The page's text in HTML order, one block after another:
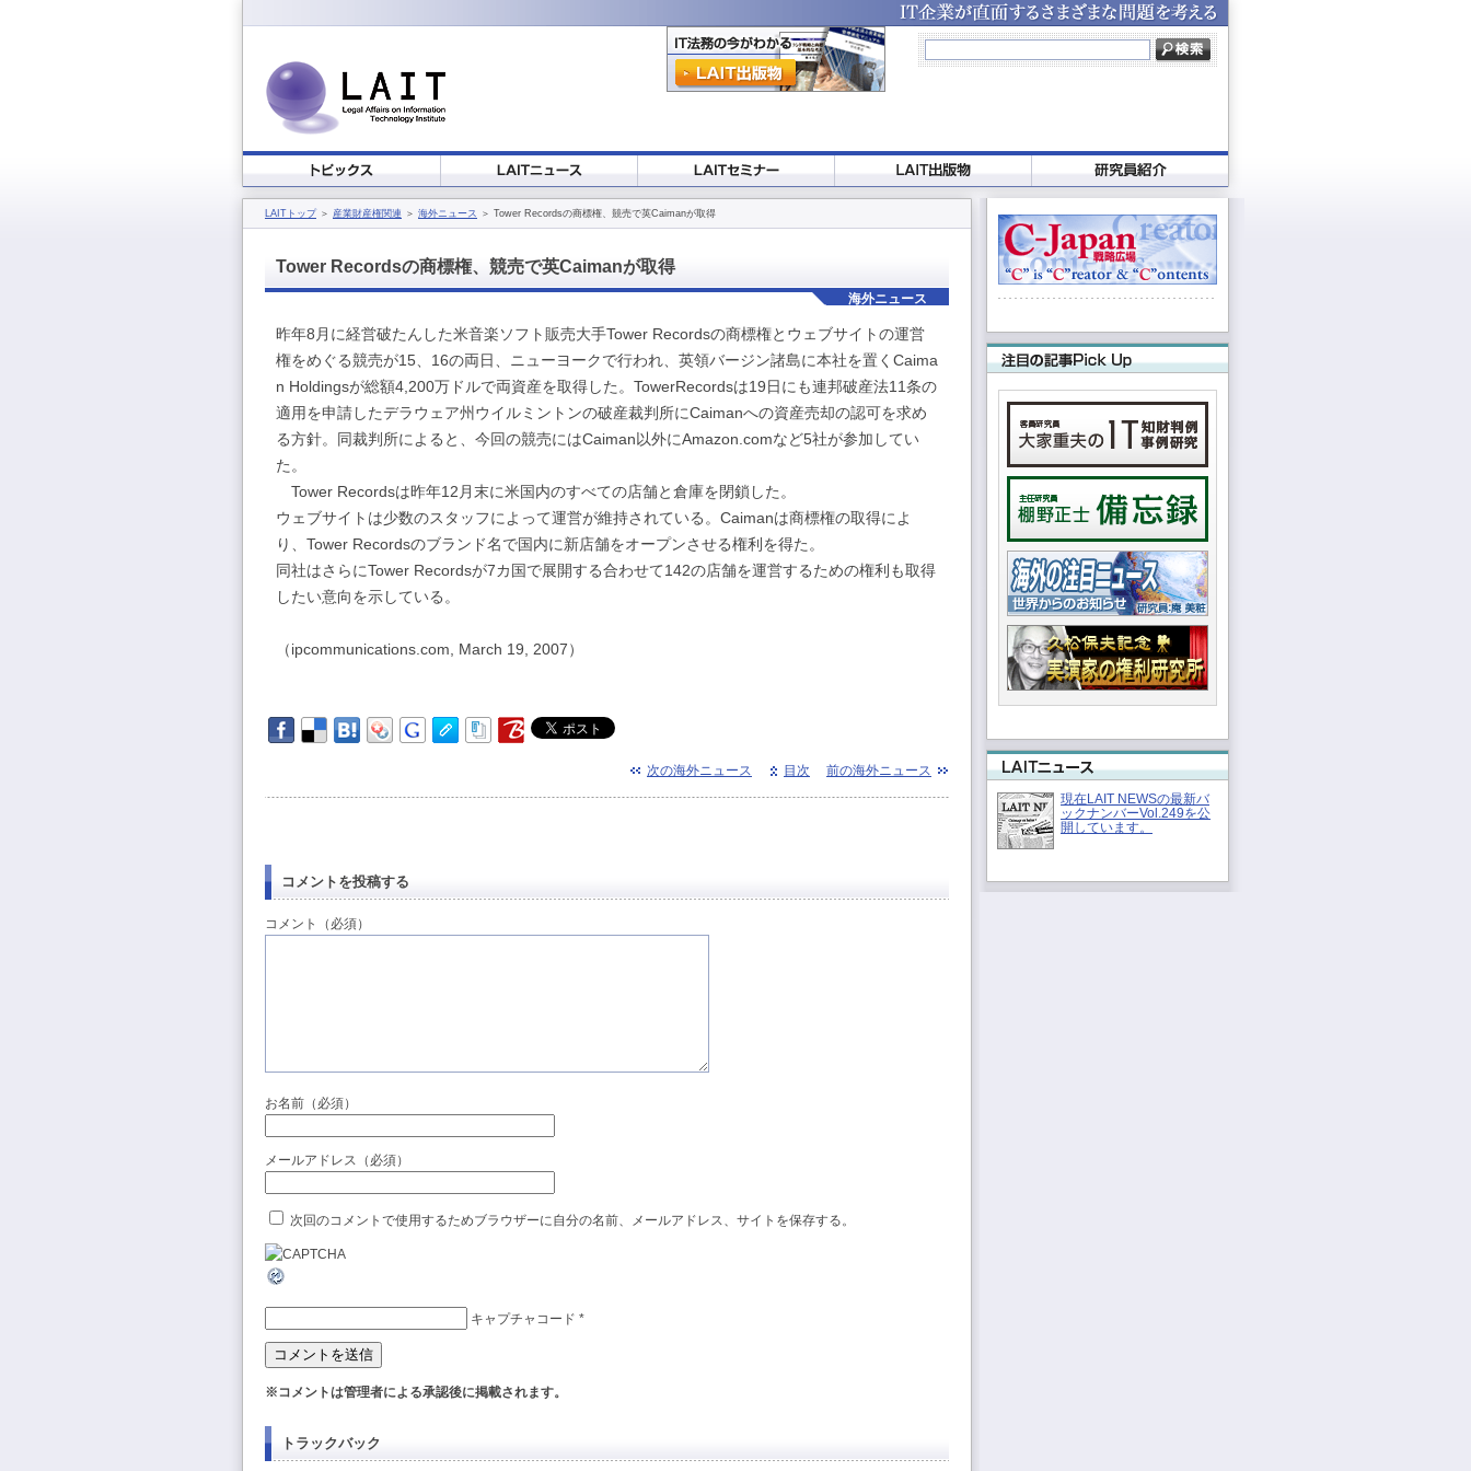
LAITトップ＞ 産業財産権関連 ＞ 海外ニュース ＞ Tower Recordsの商標権、競売で英Caimanが取得
Tower Recordsの商標権、競売で英Caimanが取得
海外ニュース
昨年8月に経営破たんした米音楽ソフト販売大手Tower Recordsの商標権とウェブサイトの運営
権をめぐる競売が15、16の両日、ニューヨークで行われ、英領バージン諸島に本社を置くCaima
n Holdingsが総額4,200万ドルで両資産を取得した。TowerRecordsは19日にも連邦破産法11条の
適用を申請したデラウェア州ウイルミントンの破産裁判所にCaimanへの資産売却の認可を求め
る方針。同裁判所によると、今回の競売にはCaiman以外にAmazon.comなど5社が参加してい
た。
Tower Recordsは昨年12月末に米国内のすべての店舗と倉庫を閉鎖した。
ウェブサイトは少数のスタッフによって運営が維持されている。Caimanは商標権の取得によ
り、Tower Recordsのブランド名で国内に新店舗をオープンさせる権利を得た。
同社はさらにTower Recordsが7カ国で展開する合わせて142の店舗を運営するための権利も取得
したい意向を示している。
（ipcommunications.com, March 19, 2007）
次の海外ニュース 目次 前の海外ニュース
コメントを投稿する
コメント（必須）
お名前（必須）
メールアドレス（必須）
次回のコメントで使用するためブラウザーに自分の名前、メールアドレス、サイトを保存する。
キャプチャコード *
※コメントは管理者による承認後に掲載されます。
トラックバック
現在LAIT NEWSの最新バ
ックナンバーVol.249を公
開しています。